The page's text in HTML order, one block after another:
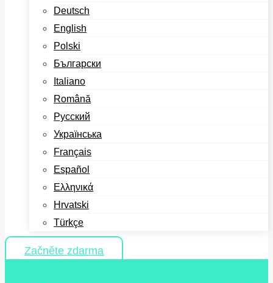
Deutsch
English
Polski
Български
Italiano
Română
Русский
Українська
Français
Español
Ελληνικά
Hrvatski
Türkçe
Začněte zdarma